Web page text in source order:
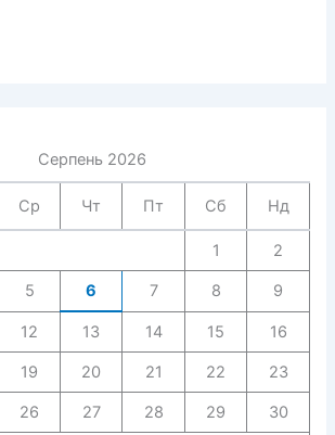
Серпень 2026
Ср Чт Пт Сб Нд
1 2
5 6 7 8 9
12 13 14 15 16
19 20 21 22 23
26 27 28 29 30